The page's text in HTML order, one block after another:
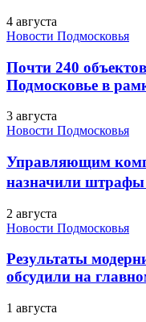
4 августа
Новости Подмосковья
Почти 240
Подмосковье в
3 августа
Новости Подмосковья
Управляющим
назначили
2 августа
Новости Подмосковья
Результаты
обсудили на
1 августа